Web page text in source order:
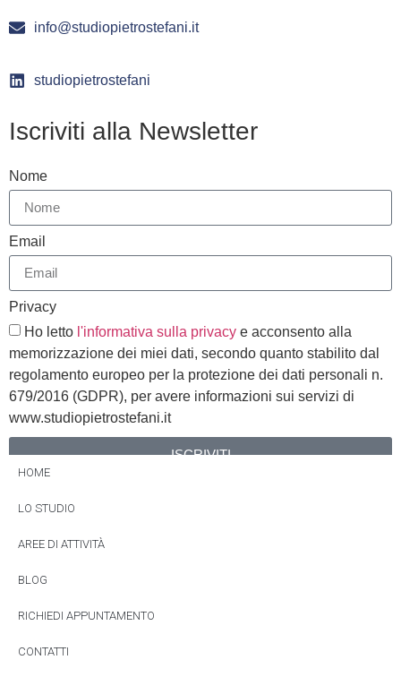
info@studiopietrostefani.it
studiopietrostefani
Iscriviti alla Newsletter
Nome
Email
Privacy
Ho letto l'informativa sulla privacy e acconsento alla
memorizzazione dei miei dati, secondo quanto stabilito dal
regolamento europeo per la protezione dei dati personali n.
679/2016 (GDPR), per avere informazioni sui servizi di
www.studiopietrostefani.it
ISCRIVITI
HOME
LO STUDIO
AREE DI ATTIVITÀ
BLOG
RICHIEDI APPUNTAMENTO
CONTATTI